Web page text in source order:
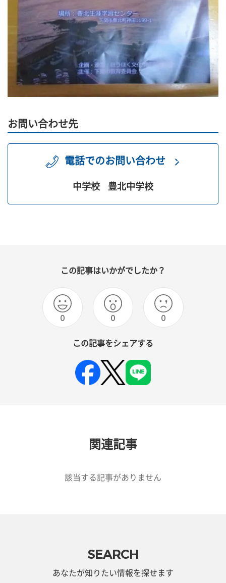
お問い合わせ先
電話でのお問い合わせ
中学校 豊北中学校
この記事はいかがでしたか？
0 0 0
この記事をシェアする
関連記事
該当する記事がありません
SEARCH
あなたが知りたい情報を探せます